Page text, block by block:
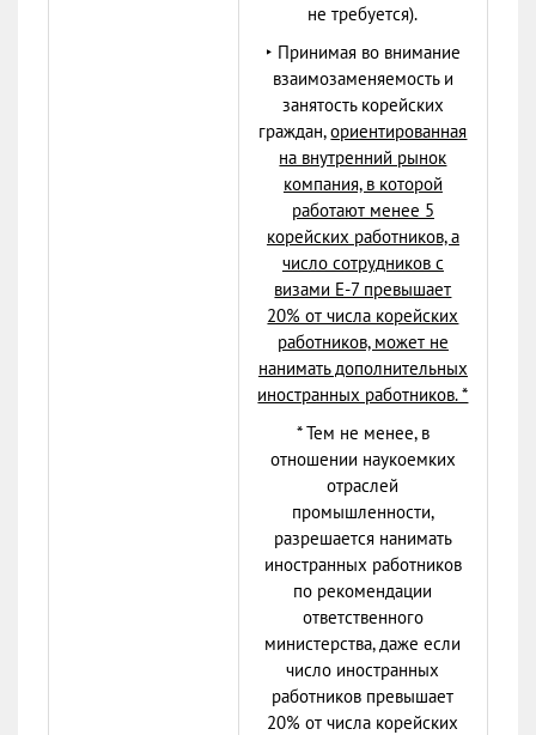
не требуется).
‣ Принимая во внимание
взаимозаменяемость и
занятость корейских
граждан,ориентированная
на внутренний рынок
компания, в которой
работают менее 5
корейских работников, а
число сотрудников с
визами Е-7 превышает
20% от числа корейских
работников, может не
нанимать дополнительных
иностранных работников. *
* Тем не менее, в
отношении наукоемких
отраслей
промышленности,
разрешается нанимать
иностранных работников
по рекомендации
ответственного
министерства, даже если
число иностранных
работников превышает
20% от числа корейских